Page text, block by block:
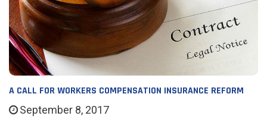
A CALL FOR WORKERS COMPENSATION INSURANCE REFORM
September 8, 2017